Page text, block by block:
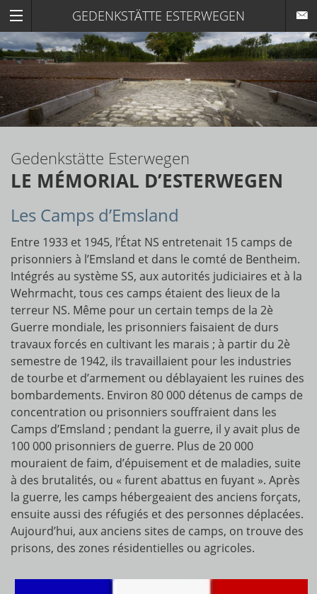
GEDENKSTÄTTE ESTERWEGEN
Gedenkstätte Esterwegen
LE MÉMORIAL D’ESTERWEGEN
Les Camps d’Emsland
Entre 1933 et 1945, l’État NS entretenait 15 camps de
prisonniers à l’Emsland et dans le comté de Bentheim.
Intégrés au système SS, aux autorités judiciaires et à la
Wehrmacht, tous ces camps étaient des lieux de la
terreur NS. Même pour un certain temps de la 2è
Guerre mondiale, les prisonniers faisaient de durs
travaux forcés en cultivant les marais ; à partir du 2è
semestre de 1942, ils travaillaient pour les industries
de tourbe et d’armement ou déblayaient les ruines des
bombardements. Environ 80 000 détenus de camps de
concentration ou prisonniers souffraient dans les
Camps d’Emsland ; pendant la guerre, il y avait plus de
100 000 prisonniers de guerre. Plus de 20 000
mouraient de faim, d’épuisement et de maladies, suite
à des brutalités, ou « furent abattus en fuyant ». Après
la guerre, les camps hébergeaient des anciens forçats,
ensuite aussi des réfugiés et des personnes déplacées.
Aujourd’hui, aux anciens sites de camps, on trouve des
prisons, des zones résidentielles ou agricoles.